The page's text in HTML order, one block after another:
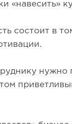
«навесить»
состоит в